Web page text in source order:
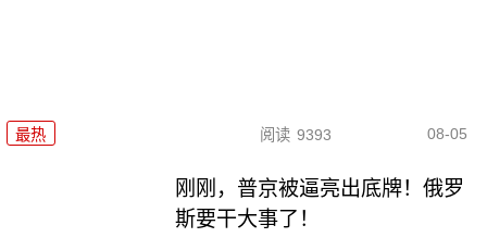
最热 阅读 9393 08-05
刚刚，普京被逼亮出底牌！俄罗
斯要干大事了！